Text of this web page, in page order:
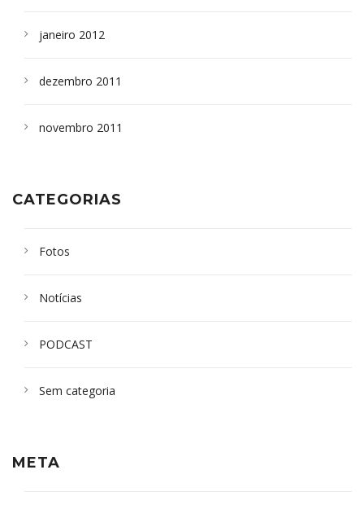
janeiro 2012
dezembro 2011
novembro 2011
CATEGORIAS
Fotos
Notícias
PODCAST
Sem categoria
META